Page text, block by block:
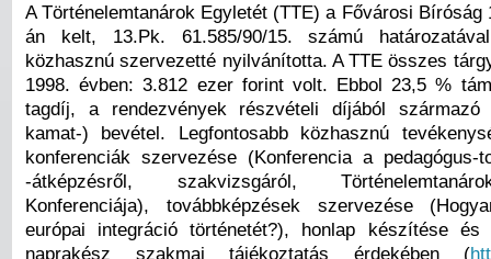
A Történelemtanárok Egyletét (TTE) a Fővárosi Bíróság
án kelt, 13.Pk. 61.585/90/15. számú
közhasznú szervezetté nyilvánította. A TTE összes
1998. évben: 3.812 ezer forint volt. Ebbol 23,5 %
tagdíj, a rendezvények részvételi díjából
kamat-) bevétel. Legfontosabb közhasznú
konferenciák szervezése (Konferencia a pedagógus-
-átképzésről, szakvizsgáról,
Konferenciája), továbbképzések szervezése
európai integráció történetét?), honlap készítése és
naprakész szakmai tájékoztatás érdekében (